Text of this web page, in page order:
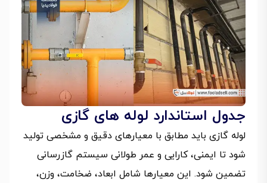
جدول استاندارد لوله‌ های گازی
لوله گازی باید مطابق با معیارهای دقیق و مشخصی تولید
شود تا ایمنی، کارایی و عمر طولانی سیستم گازرسانی
تضمین شود. این معیارها شامل ابعاد، ضخامت، وزن،